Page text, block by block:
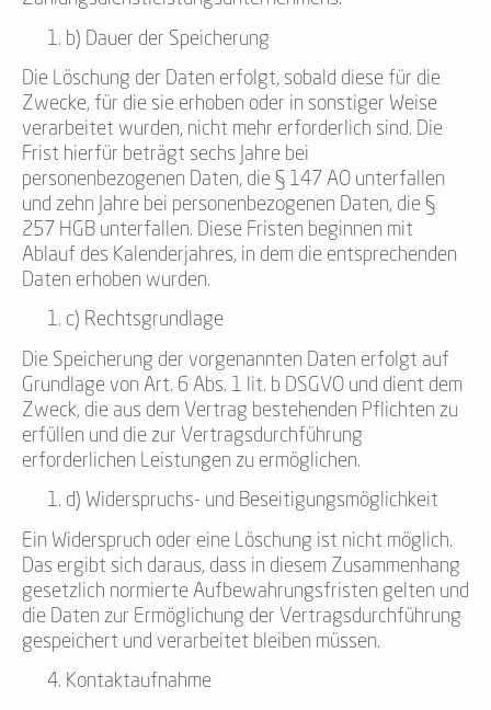
b) Dauer der Speicherung
Die Löschung der Daten erfolgt, sobald diese für die
Zwecke, für die sie erhoben oder in sonstiger Weise
verarbeitet wurden, nicht mehr erforderlich sind. Die
Frist hierfür beträgt sechs Jahre bei
personenbezogenen Daten, die § 147 AO unterfallen
und zehn Jahre bei personenbezogenen Daten, die §
257 HGB unterfallen. Diese Fristen beginnen mit
Ablauf des Kalenderjahres, in dem die entsprechenden
Daten erhoben wurden.
c) Rechtsgrundlage
Die Speicherung der vorgenannten Daten erfolgt auf
Grundlage von Art. 6 Abs. 1 lit. b DSGVO und dient dem
Zweck, die aus dem Vertrag bestehenden Pflichten zu
erfüllen und die zur Vertragsdurchführung
erforderlichen Leistungen zu ermöglichen.
d) Widerspruchs- und Beseitigungsmöglichkeit
Ein Widerspruch oder eine Löschung ist nicht möglich.
Das ergibt sich daraus, dass in diesem Zusammenhang
gesetzlich normierte Aufbewahrungsfristen gelten und
die Daten zur Ermöglichung der Vertragsdurchführung
gespeichert und verarbeitet bleiben müssen.
Kontaktaufnahme